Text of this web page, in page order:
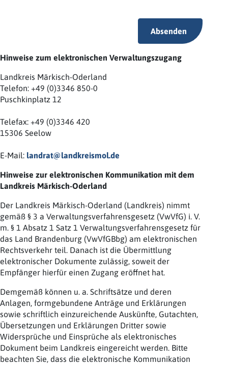
Absenden
Hinweise zum elektronischen Verwaltungszugang
Landkreis Märkisch-Oderland
Telefon: +49 (0)3346 850-0
Puschkinplatz 12
Telefax: +49 (0)3346 420
15306 Seelow
E-Mail: landrat@landkreismol.de
Hinweise zur elektronischen Kommunikation mit dem
Landkreis Märkisch-Oderland
Der Landkreis Märkisch-Oderland (Landkreis) nimmt
gemäß § 3 a Verwaltungsverfahrensgesetz (VwVfG) i. V.
m. § 1 Absatz 1 Satz 1 Verwaltungsverfahrensgesetz für
das Land Brandenburg (VwVfGBbg) am elektronischen
Rechtsverkehr teil. Danach ist die Übermittlung
elektronischer Dokumente zulässig, soweit der
Empfänger hierfür einen Zugang eröffnet hat.
Demgemäß können u. a. Schriftsätze und deren
Anlagen, formgebundene Anträge und Erklärungen
sowie schriftlich einzureichende Auskünfte, Gutachten,
Übersetzungen und Erklärungen Dritter sowie
Widersprüche und Einsprüche als elektronisches
Dokument beim Landkreis eingereicht werden. Bitte
beachten Sie, dass die elektronische Kommunikation